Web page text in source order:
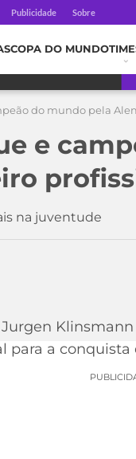
Publicidade Sobre
COPA DO MUNDO
do mundo pela
e
na juventude
a